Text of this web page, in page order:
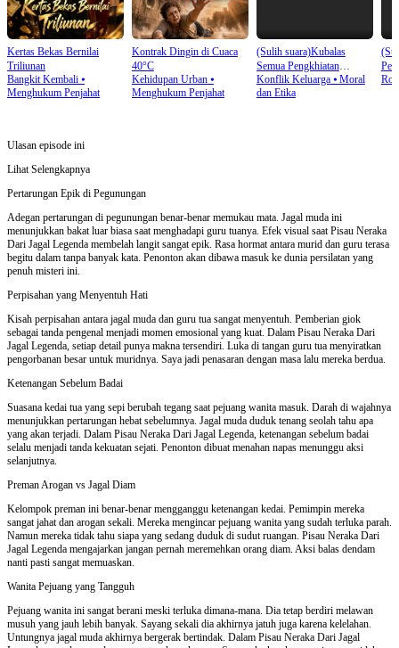
Kertas Bekas Bernilai
Triliunan
Bangkit Kembali ⦁
Menghukum Penjahat
Kontrak Dingin di Cuaca
40°C
Kehidupan Urban⦁
Menghukum Penjahat
(Sulih suara)Kubalas
Semua Pengkhiatan
Mereka
Konflik Keluarga⦁ Moral
dan Etika
Ulasan episode ini
Lihat Selengkapnya
Pertarungan Epik di Pegunungan
Adegan pertarungan di pegunungan benar-benar memukau mata. Jagal muda ini
menunjukkan bakat luar biasa saat menghadapi guru tuanya. Efek visual saat Pisau Neraka
Dari Jagal Legenda membelah langit sangat epik. Rasa hormat antara murid dan guru terasa
begitu dalam tanpa banyak kata. Penonton akan dibawa masuk ke dunia persilatan yang
penuh misteri ini.
Perpisahan yang Menyentuh Hati
Kisah perpisahan antara jagal muda dan guru tua sangat menyentuh. Pemberian giok
sebagai tanda pengenal menjadi momen emosional yang kuat. Dalam Pisau Neraka Dari
Jagal Legenda, setiap detail punya makna tersendiri. Luka di tangan guru tua menyiratkan
pengorbanan besar untuk muridnya. Saya jadi penasaran dengan masa lalu mereka berdua.
Ketenangan Sebelum Badai
Suasana kedai tua yang sepi berubah tegang saat pejuang wanita masuk. Darah di wajahnya
menunjukkan pertarungan hebat sebelumnya. Jagal muda duduk tenang seolah tahu apa
yang akan terjadi. Dalam Pisau Neraka Dari Jagal Legenda, ketenangan sebelum badai
selalu menjadi tanda kekuatan sejati. Penonton dibuat menahan napas menunggu aksi
selanjutnya.
Preman Arogan vs Jagal Diam
Kelompok preman ini benar-benar mengganggu ketenangan kedai. Pemimpin mereka
sangat jahat dan arogan sekali. Mereka mengincar pejuang wanita yang sudah terluka parah.
Namun mereka tidak tahu siapa yang sedang duduk di sudut ruangan. Pisau Neraka Dari
Jagal Legenda mengajarkan jangan pernah meremehkan orang diam. Aksi balas dendam
nanti pasti sangat memuaskan.
Wanita Pejuang yang Tangguh
Pejuang wanita ini sangat berani meski terluka dimana-mana. Dia tetap berdiri melawan
musuh yang jauh lebih banyak. Sayang sekali dia akhirnya jatuh juga karena kelelahan.
Untungnya jagal muda akhirnya bergerak bertindak. Dalam Pisau Neraka Dari Jagal